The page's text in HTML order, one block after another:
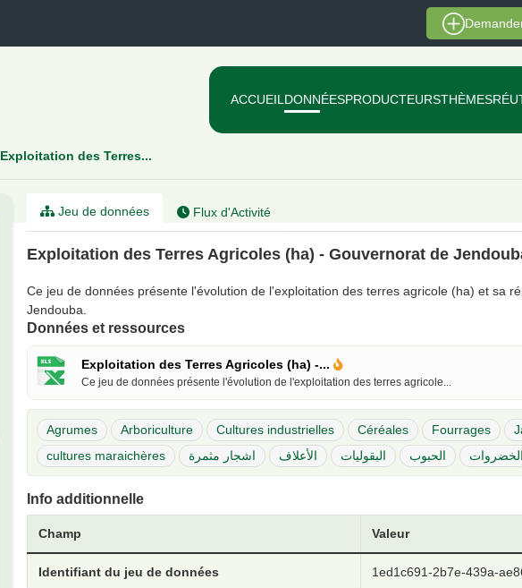
ACCUEIL DONNÉESPRODUCTEURSTHÈMES
Exploitation des Terres...
Jeu de données Flux d'Activité
Exploitation des Terres Agricoles (ha) - Gouvernorat de
Ce jeu de données présente l'évolution de l'exploitation des terres agricole (ha) et sa
Jendouba.
Données et ressources
Exploitation des Terres Agricoles (ha) -...
Ce jeu de données présente l'évolution de l'exploitation des terres agricole...
Agrumes Arboriculture Cultures industrielles Céréales Fourrages
cultures maraichères
اشجار مثمرة الأعلاف البقوليات الحبوب الخضروات
Info additionnelle
Champ Valeur
Identifiant du jeu de données 1ed1c691-2b7e-439a-